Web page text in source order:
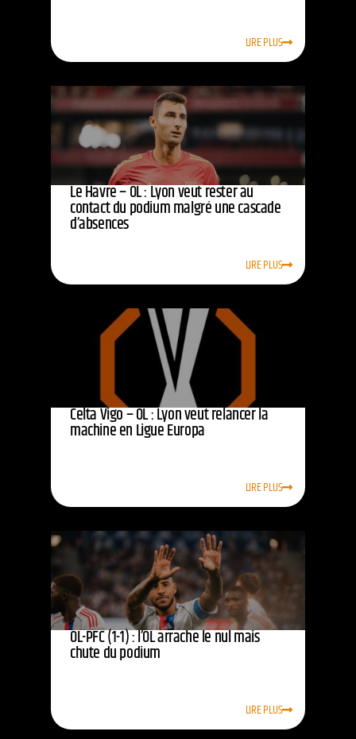
LIRE PLUS
Le Havre – OL : Lyon veut rester au
contact du podium malgré une cascade
d’absences
LIRE PLUS
Celta Vigo – OL : Lyon veut relancer la
machine en Ligue Europa
LIRE PLUS
OL-PFC (1-1) : l’OL arrache le nul mais
chute du podium
LIRE PLUS